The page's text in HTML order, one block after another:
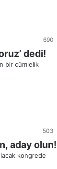
690
dedi!
bir cümlelik
503
aday olun!
kongrede